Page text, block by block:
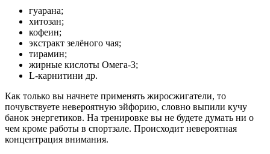
гуарана;
хитозан;
кофеин;
экстракт зелёного чая;
тирамин;
жирные кислоты Омега-3;
L-карнитини др.
Как только вы начнете применять жиросжигатели, то
почувствуете невероятную эйфорию, словно выпили кучу
банок энергетиков. На тренировке вы не будете думать ни о
чем кроме работы в спортзале. Происходит невероятная
концентрация внимания.